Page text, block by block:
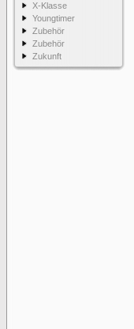
X-Klasse
Youngtimer
Zubehör
Zubehör
Zukunft